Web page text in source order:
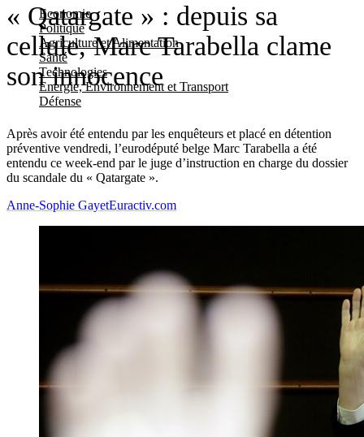
Economie
Politique
Agriculture et Alimentation
Santé
Technologies
Energie, Environnement et Transport
Défense
« Qatargate » : depuis sa
cellule, Marc Tarabella clame
son innocence
Après avoir été entendu par les enquêteurs et placé en détention
préventive vendredi, l’eurodéputé belge Marc Tarabella a été
entendu ce week-end par le juge d’instruction en charge du dossier
du scandale du « Qatargate ».
Anne-Sophie GayetEuractiv.com